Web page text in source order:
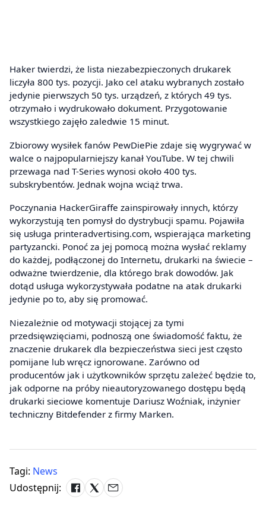
Haker twierdzi, że lista niezabezpieczonych drukarek
liczyła 800 tys. pozycji. Jako cel ataku wybranych zostało
jedynie pierwszych 50 tys. urządzeń, z których 49 tys.
otrzymało i wydrukowało dokument. Przygotowanie
wszystkiego zajęło zaledwie 15 minut.
Zbiorowy wysiłek fanów PewDiePie zdaje się wygrywać w
walce o najpopularniejszy kanał YouTube. W tej chwili
przewaga nad T-Series wynosi około 400 tys.
subskrybentów. Jednak wojna wciąż trwa.
Poczynania HackerGiraffe zainspirowały innych, którzy
wykorzystują ten pomysł do dystrybucji spamu. Pojawiła
się usługa printeradvertising.com, wspierająca marketing
partyzancki. Ponoć za jej pomocą można wysłać reklamy
do każdej, podłączonej do Internetu, drukarki na świecie –
odważne twierdzenie, dla którego brak dowodów. Jak
dotąd usługa wykorzystywała podatne na atak drukarki
jedynie po to, aby się promować.
Niezależnie od motywacji stojącej za tymi
przedsięwzięciami, podnoszą one świadomość faktu, że
znaczenie drukarek dla bezpieczeństwa sieci jest często
pomijane lub wręcz ignorowane. Zarówno od
producentów jak i użytkowników sprzętu zależeć będzie to,
jak odporne na próby nieautoryzowanego dostępu będą
drukarki sieciowe komentuje Dariusz Woźniak, inżynier
techniczny Bitdefender z firmy Marken.
Tagi: News
Udostępnij: